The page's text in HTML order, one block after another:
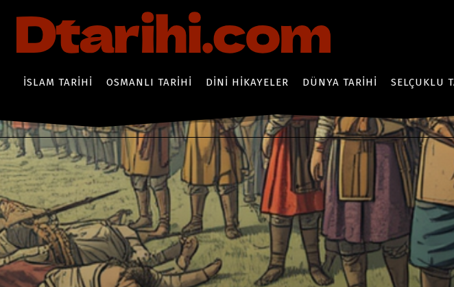
İSLAM TARIHI OSMANLI TARIHI DINI HIKAYELER DÜNYA TARIHI SELÇUKLU